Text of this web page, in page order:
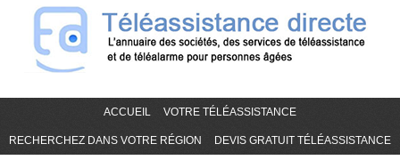
ACCUEIL VOTRE TÉLÉASSISTANCE
RECHERCHEZ DANS VOTRE RÉGION DEVIS GRATUIT TÉLÉASSISTANCE